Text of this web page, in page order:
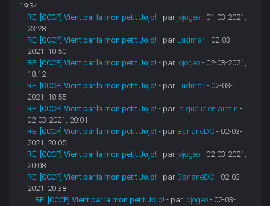
19:34
RE: [CCCP] Vient par la mon petit Jojo! - par jojogeo - 01-03-2021,
23:28
RE: [CCCP] Vient par la mon petit Jojo! - par Ludmar - 02-03-
2021, 10:50
RE: [CCCP] Vient par la mon petit Jojo! - par jojogeo - 02-03-2021,
18:12
RE: [CCCP] Vient par la mon petit Jojo! - par Ludmar - 02-03-
2021, 18:55
RE: [CCCP] Vient par la mon petit Jojo! - par la queue en airain -
02-03-2021, 20:01
RE: [CCCP] Vient par la mon petit Jojo! - par BananeDC - 02-03-
2021, 20:05
RE: [CCCP] Vient par la mon petit Jojo! - par jojogeo - 02-03-2021,
20:08
RE: [CCCP] Vient par la mon petit Jojo! - par BananeDC - 02-03-
2021, 20:38
RE: [CCCP] Vient par la mon petit Jojo! - par jojogeo - 02-03-